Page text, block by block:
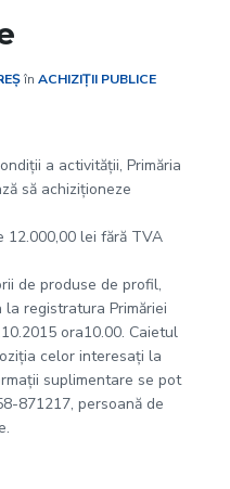
în ACHIZIȚII PUBLICE
a activităţii, Primăria
să achiziţioneze
12.000,00 lei fără TVA
de produse de profil,
registratura Primăriei
ora10.00. Caietul
celor interesaţi la
suplimentare se pot
871217, persoană de